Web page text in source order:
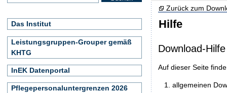
Hilfe
Zurück zum
Download-Hilfe
Auf dieser Seite
allgemeinen
Das Institut
Leistungsgruppen-Grouper gemäß
KHTG
InEK Datenportal
Pflegepersonaluntergrenzen 2026